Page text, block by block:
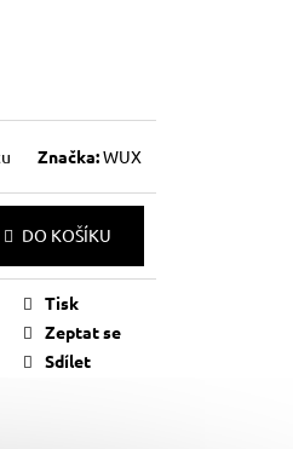
Značka:WUX
DO KOŠÍKU
Tisk
Zeptat se
Sdílet